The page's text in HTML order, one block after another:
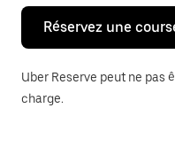
Échap
pour
fermer
calendrier.
Réservez une
Uber Reserve peut ne pas
charge.